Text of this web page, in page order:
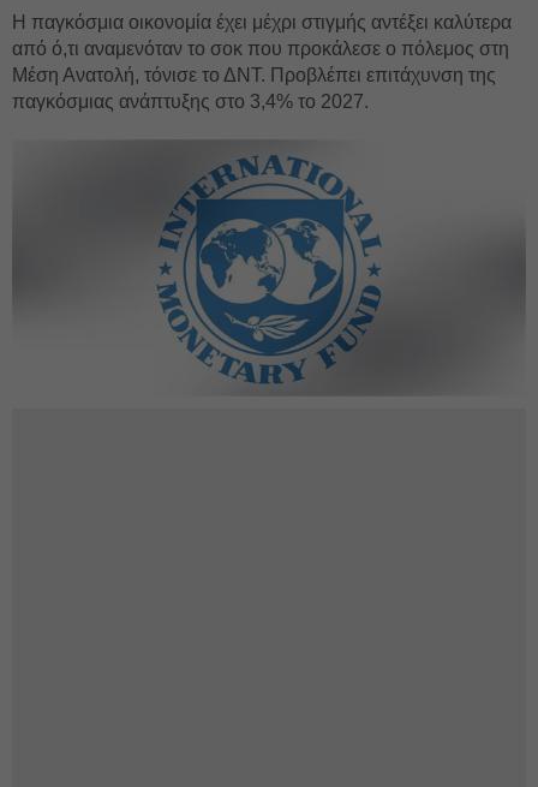
Η παγκόσμια οικονομία έχει μέχρι στιγμής αντέξει καλύτερα
από ό,τι αναμενόταν το σοκ που προκάλεσε ο πόλεμος στη
Μέση Ανατολή, τόνισε το ΔΝΤ. Προβλέπει επιτάχυνση της
παγκόσμιας ανάπτυξης στο 3,4% το 2027.